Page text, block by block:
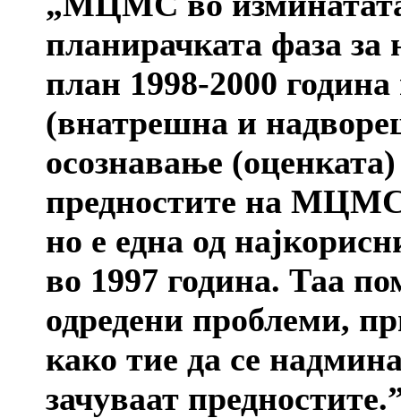
планирачката фаза за
план 1998-2000
(внатрешна и
осознавање
предностите на МЦМС
но е една од
во 1997 година. Таа
одредени проблеми,
како тие да се
зачуваат